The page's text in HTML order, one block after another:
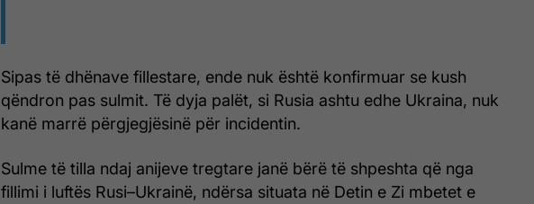
Sipas të dhënave fillestare, ende nuk është konfirmuar se kush
qëndron pas sulmit. Të dyja palët, si Rusia ashtu edhe Ukraina, nuk
kanë marrë përgjegjësinë për incidentin.
Sulme të tilla ndaj anijeve tregtare janë bërë të shpeshta që nga
fillimi i luftës Rusi–Ukrainë, ndërsa situata në Detin e Zi mbetet e